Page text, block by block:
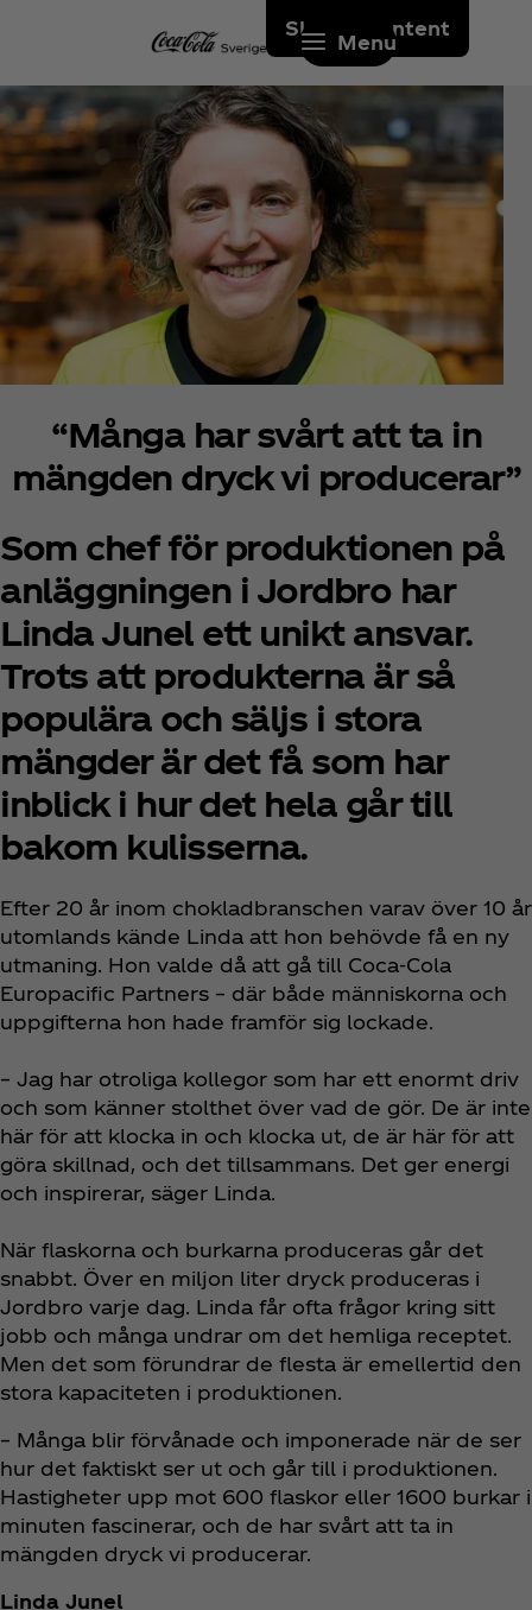
Skip to content
Menu
“Många har svårt att ta in
mängden dryck vi producerar”
Som chef för produktionen på
anläggningen i Jordbro har
Linda Junel ett unikt ansvar.
Trots att produkterna är så
populära och säljs i stora
mängder är det få som har
inblick i hur det hela går till
bakom kulisserna.
Efter 20 år inom chokladbranschen varav över 10 år
utomlands kände Linda att hon behövde få en ny
utmaning. Hon valde då att gå till Coca‑Cola
Europacific Partners – där både människorna och
uppgifterna hon hade framför sig lockade.
– Jag har otroliga kollegor som har ett enormt driv
och som känner stolthet över vad de gör. De är inte
här för att klocka in och klocka ut, de är här för att
göra skillnad, och det tillsammans. Det ger energi
och inspirerar, säger Linda.
När flaskorna och burkarna produceras går det
snabbt. Över en miljon liter dryck produceras i
Jordbro varje dag. Linda får ofta frågor kring sitt
jobb och många undrar om det hemliga receptet.
Men det som förundrar de flesta är emellertid den
stora kapaciteten i produktionen.
– Många blir förvånade och imponerade när de ser
hur det faktiskt ser ut och går till i produktionen.
Hastigheter upp mot 600 flaskor eller 1600 burkar i
minuten fascinerar, och de har svårt att ta in
mängden dryck vi producerar.
Linda Junel